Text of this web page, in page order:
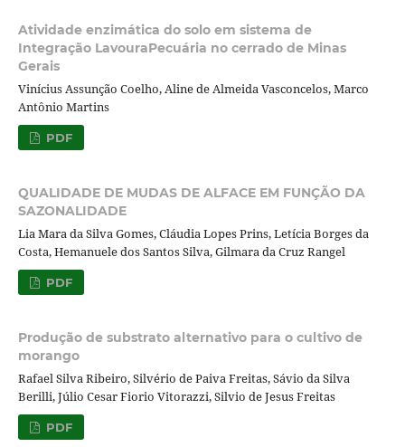
Atividade enzimática do solo em sistema de
Integração LavouraPecuária no cerrado de Minas
Gerais
Vinícius Assunção Coelho, Aline de Almeida Vasconcelos, Marco
Antônio Martins
PDF
QUALIDADE DE MUDAS DE ALFACE EM FUNÇÃO DA
SAZONALIDADE
Lia Mara da Silva Gomes, Cláudia Lopes Prins, Letícia Borges da
Costa, Hemanuele dos Santos Silva, Gilmara da Cruz Rangel
PDF
Produção de substrato alternativo para o cultivo de
morango
Rafael Silva Ribeiro, Silvério de Paiva Freitas, Sávio da Silva
Berilli, Júlio Cesar Fiorio Vitorazzi, Silvio de Jesus Freitas
PDF